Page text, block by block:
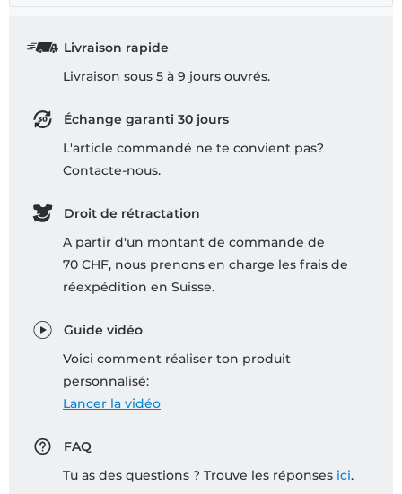
Livraison rapide
Livraison sous 5 à 9 jours ouvrés.
Échange garanti 30 jours
L'article commandé ne te convient pas?
Contacte-nous.
Droit de rétractation
A partir d'un montant de commande de
70 CHF, nous prenons en charge les frais de
réexpédition en Suisse.
Guide vidéo
Voici comment réaliser ton produit
personnalisé:
Lancer la vidéo
FAQ
Tu as des questions ? Trouve les réponses ici.